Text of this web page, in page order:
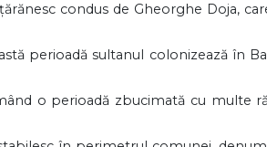
condus de Gheorghe Doja,
perioadă sultanul colonizează în
o perioadă zbucimată cu